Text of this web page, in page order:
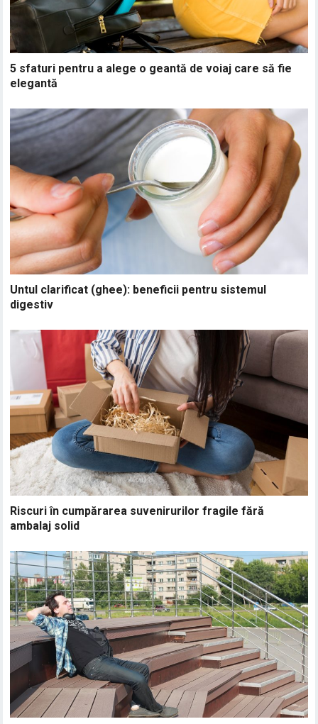
5 sfaturi pentru a alege o geantă de voiaj care să fie
elegantă
Untul clarificat (ghee): beneficii pentru sistemul
digestiv
Riscuri în cumpărarea suvenirurilor fragile fără
ambalaj solid